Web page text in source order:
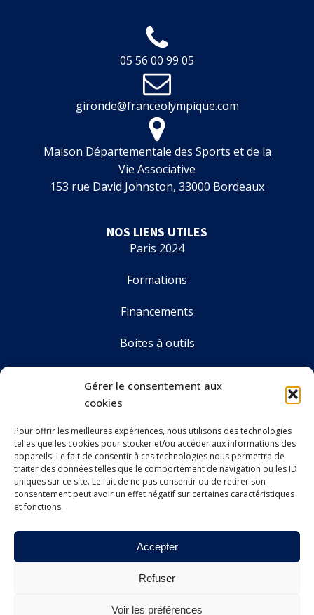
Gérer le consentement aux
cookies
Pour offrir les meilleures expériences, nous utilisons des technologies
telles que les cookies pour stocker et/ou accéder aux informations des
appareils. Le fait de consentir à ces technologies nous permettra de
traiter des données telles que le comportement de navigation ou les ID
uniques sur ce site. Le fait de ne pas consentir ou de retirer son
consentement peut avoir un effet négatif sur certaines caractéristiques
et fonctions.
Accepter
Refuser
Voir les préférences
05 56 00 99 05
gironde@franceolympique.com
Maison Départementale des Sports et de la
Vie Associative
153 rue David Johnston, 33000 Bordeaux
NOS LIENS UTILES
Paris 2024
Formations
Financements
Boites à outils
LE CDOS GIRONDE
Accueil
Le CDOS 33
Nos actualités
Contact